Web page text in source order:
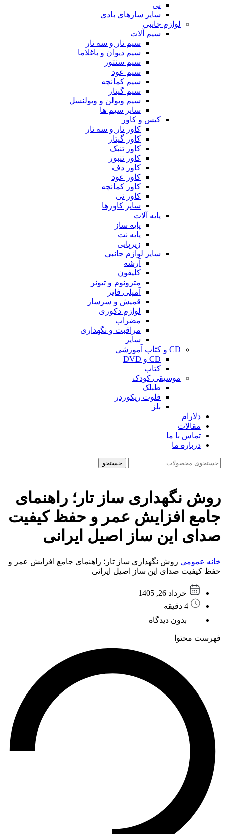
نی
سایر سازهای بادی
لوازم جانبی
سیم آلات
سیم تار و سه تار
سیم دیوان و باغلاما
سیم سنتور
سیم عود
سیم کمانچه
سیم گیتار
سیم ویولن و ویولنسل
سایر سیم ها
کیس و کاور
کاور تار و سه تار
کاور گیتار
کاور تنبک
کاور تنبور
کاور دف
کاور عود
کاور کمانچه
کاور نی
سایر کاورها
پایه آلات
پایه ساز
پایه نت
زیرپایی
سایر لوازم جانبی
آرشه
کلیفون
مترونوم و تیونر
آمپلی فایر
قمیش و سرساز
لوازم دکوری
مضراب
مراقبت و نگهداری
سایر
CD و کتاب آموزشی
CD و DVD
کتاب
موسیقی کودک
طبلک
فلوت ریکوردر
بلز
دلارام
مقالات
تماس با ما
درباره ما
جستجو
روش نگهداری ساز تار؛ راهنمای
جامع افزایش عمر و حفظ کیفیت
صدای این ساز اصیل ایرانی
خانه عمومی روش نگهداری ساز تار؛ راهنمای جامع افزایش عمر و
حفظ کیفیت صدای این ساز اصیل ایرانی
خرداد 26, 1405
4 دقیقه
بدون دیدگاه
فهرست محتوا